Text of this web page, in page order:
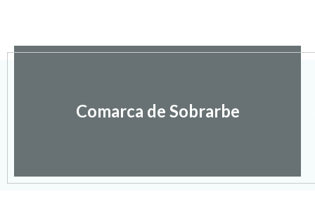
Comarca de Sobrarbe